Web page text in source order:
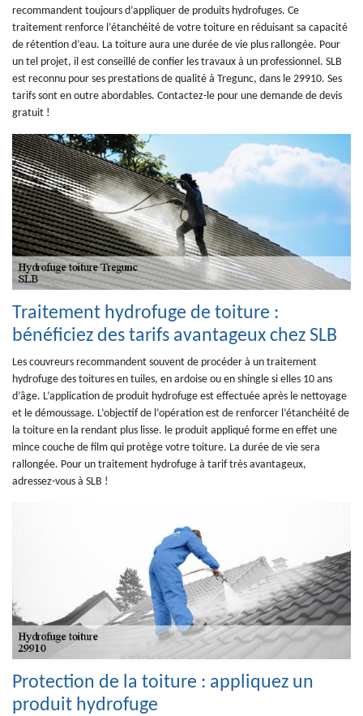
recommandent toujours d’appliquer de produits hydrofuges. Ce
traitement renforce l’étanchéité de votre toiture en réduisant sa capacité
de rétention d’eau. La toiture aura une durée de vie plus rallongée. Pour
un tel projet, il est conseillé de confier les travaux à un professionnel. SLB
est reconnu pour ses prestations de qualité à Tregunc, dans le 29910. Ses
tarifs sont en outre abordables. Contactez-le pour une demande de devis
gratuit !
Traitement hydrofuge de toiture :
bénéficiez des tarifs avantageux chez SLB
Les couvreurs recommandent souvent de procéder à un traitement
hydrofuge des toitures en tuiles, en ardoise ou en shingle si elles 10 ans
d’âge. L’application de produit hydrofuge est effectuée après le nettoyage
et le démoussage. L’objectif de l’opération est de renforcer l’étanchéité de
la toiture en la rendant plus lisse. le produit appliqué forme en effet une
mince couche de film qui protège votre toiture. La durée de vie sera
rallongée. Pour un traitement hydrofuge à tarif très avantageux,
adressez-vous à SLB !
Protection de la toiture : appliquez un
produit hydrofuge